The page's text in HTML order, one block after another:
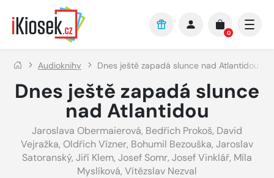
Přejít na hlavní obsah
0
Audioknihy Dnes ještě zapadá slunce nad Atlantidou
Dnes ještě zapadá slunce
nad Atlantidou
Jaroslava Obermaierová, Bedřich Prokoš, David
Vejražka, Oldřich Vízner, Bohumil Bezouška, Jaroslav
Satoranský, Jiří Klem, Josef Somr, Josef Vinklář, Míla
Myslíková, Vítězslav Nezval